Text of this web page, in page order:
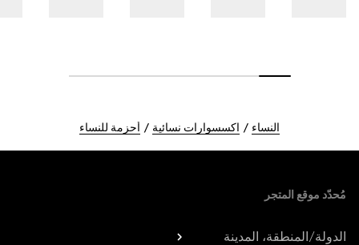
النساء اكسسوارات نسائية أحزمة للنساء
مُحدّد موقع المتجر
الدولة/المنطقة، المدينة